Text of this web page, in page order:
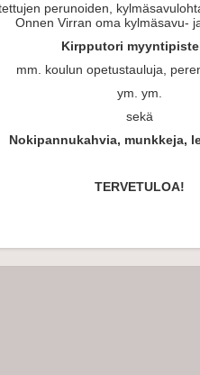
perunoiden,
Onnen Virran oma kylmäsavu-
Kirpputori
mm. koulun opetustauluja,
ym. ym.
sekä
Nokipannukahvia, munkkeja,
TERVETULOA!